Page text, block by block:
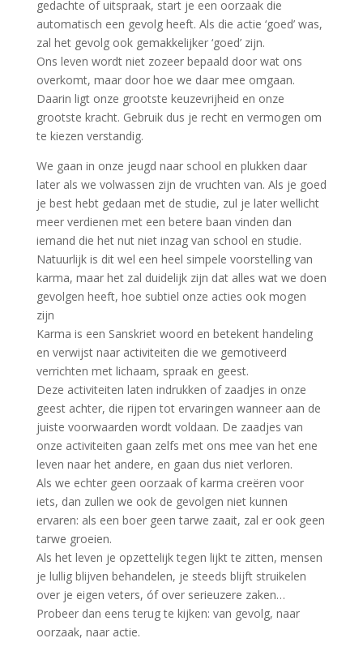
gedachte of uitspraak, start je een oorzaak die
automatisch een gevolg heeft. Als die actie ‘goed’ was,
zal het gevolg ook gemakkelijker ‘goed’ zijn.
Ons leven wordt niet zozeer bepaald door wat ons
overkomt, maar door hoe we daar mee omgaan.
Daarin ligt onze grootste keuzevrijheid en onze
grootste kracht. Gebruik dus je recht en vermogen om
te kiezen verstandig.
We gaan in onze jeugd naar school en plukken daar
later als we volwassen zijn de vruchten van. Als je goed
je best hebt gedaan met de studie, zul je later wellicht
meer verdienen met een betere baan vinden dan
iemand die het nut niet inzag van school en studie.
Natuurlijk is dit wel een heel simpele voorstelling van
karma, maar het zal duidelijk zijn dat alles wat we doen
gevolgen heeft, hoe subtiel onze acties ook mogen
zijn
Karma is een Sanskriet woord en betekent handeling
en verwijst naar activiteiten die we gemotiveerd
verrichten met lichaam, spraak en geest.
Deze activiteiten laten indrukken of zaadjes in onze
geest achter, die rijpen tot ervaringen wanneer aan de
juiste voorwaarden wordt voldaan. De zaadjes van
onze activiteiten gaan zelfs met ons mee van het ene
leven naar het andere, en gaan dus niet verloren.
Als we echter geen oorzaak of karma creëren voor
iets, dan zullen we ook de gevolgen niet kunnen
ervaren: als een boer geen tarwe zaait, zal er ook geen
tarwe groeien.
Als het leven je opzettelijk tegen lijkt te zitten, mensen
je lullig blijven behandelen, je steeds blijft struikelen
over je eigen veters, óf over serieuzere zaken…
Probeer dan eens terug te kijken: van gevolg, naar
oorzaak, naar actie.